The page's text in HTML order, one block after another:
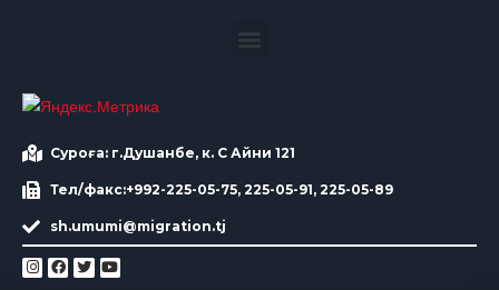
Суроға: г.Душанбе, к. С Айни 121
Тел/факс:+992-225-05-75, 225-05-91, 225-05-89
sh.umumi@migration.tj